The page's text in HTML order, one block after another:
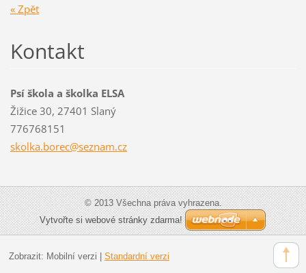
« Zpět
Kontakt
Psí škola a školka ELSA
Žižice 30, 27401 Slaný
776768151
skolka.borec@seznam.cz
© 2013 Všechna práva vyhrazena.
Vytvořte si webové stránky zdarma!
Zobrazit: Mobilní verzi Standardní verzi